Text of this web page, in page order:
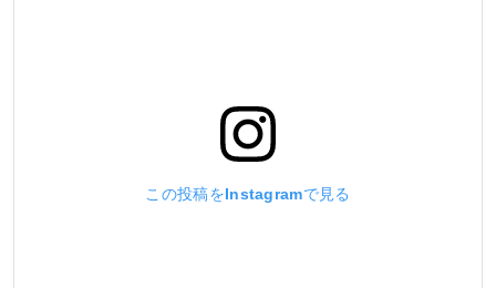
この投稿をInstagramで見る